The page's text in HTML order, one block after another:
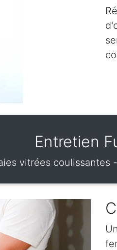
Entretien
vitrées coulissantes
Un